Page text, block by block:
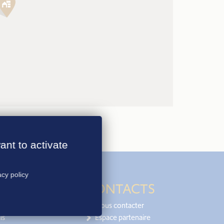
CONTACTS
Nous contacter
Espace partenaire
to activate
policy